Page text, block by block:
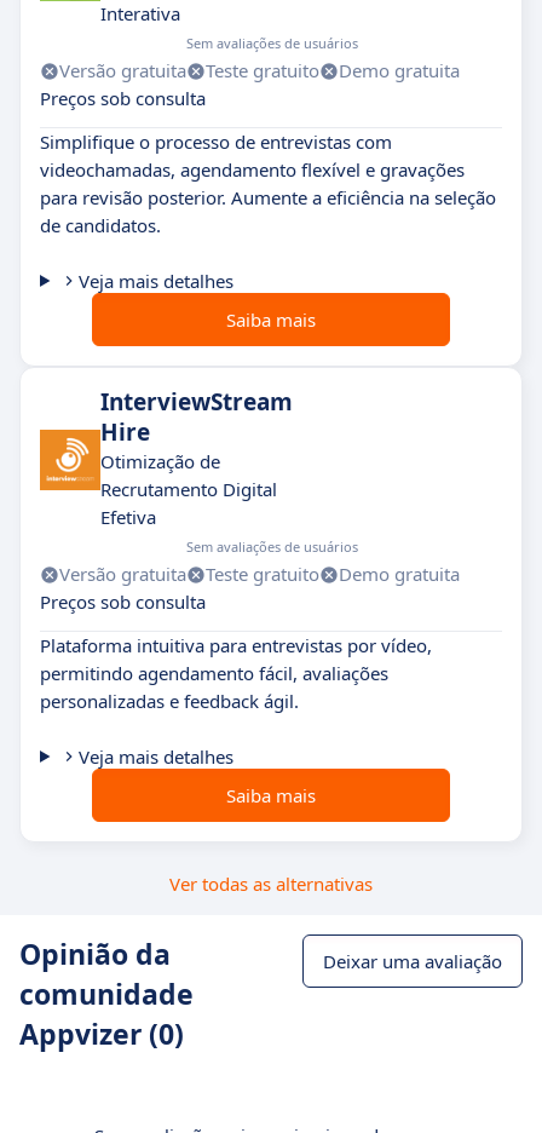
Interativa
Sem avaliações de usuários
Versão gratuita Teste gratuito
Demo gratuita
Preços sob consulta
Simplifique o processo de entrevistas com
videochamadas, agendamento flexível e gravações
para revisão posterior. Aumente a eficiência na seleção
de candidatos.
Veja mais detalhes
Saiba mais
InterviewStream
Hire
Otimização de
Recrutamento Digital
Efetiva
Sem avaliações de usuários
Versão gratuita Teste gratuito
Demo gratuita
Preços sob consulta
Plataforma intuitiva para entrevistas por vídeo,
permitindo agendamento fácil, avaliações
personalizadas e feedback ágil.
Veja mais detalhes
Saiba mais
Ver todas as alternativas
Opinião da
comunidade
Appvizer (0)
Deixar uma avaliação